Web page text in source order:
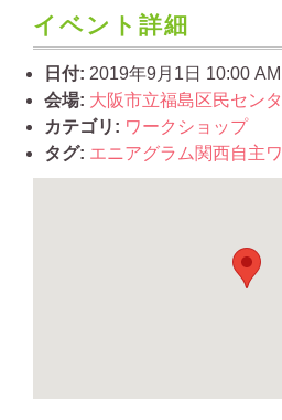
イベント詳細
日付: 2019年9月1日 10:00 AM
会場: 大阪市立福島区民セン
カテゴリ: ワークショップ
タグ: エニアグラム関西自主